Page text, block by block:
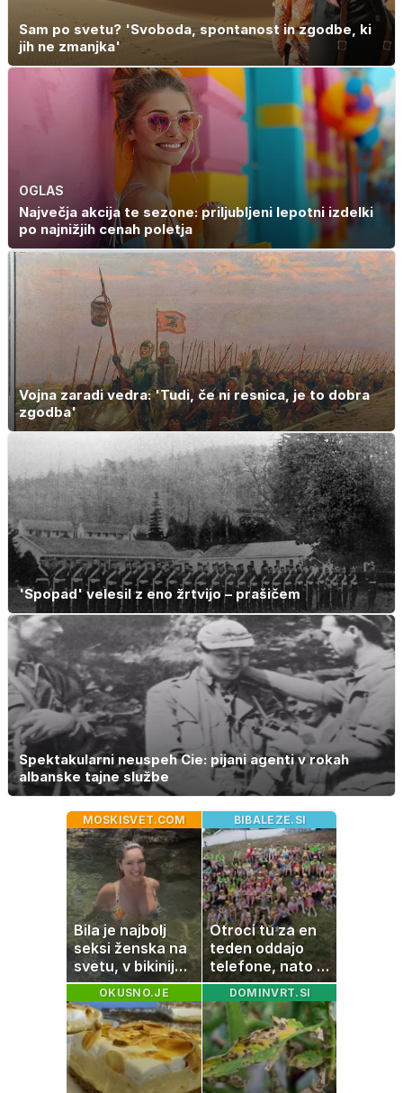
Sam po svetu? 'Svoboda, spontanost in zgodbe, ki
jih ne zmanjka'
OGLAS
Največja akcija te sezone: priljubljeni lepotni izdelki
po najnižjih cenah poletja
Vojna zaradi vedra: 'Tudi, če ni resnica, je to dobra
zgodba'
'Spopad' velesil z eno žrtvijo – prašičem
Spektakularni neuspeh Cie: pijani agenti v rokah
albanske tajne službe
MOSKISVET.COM
Bila je najbolj
seksi ženska na
svetu, v bikiniju
znova navdušila
BIBALEZE.SI
Otroci tu za en
teden oddajo
telefone, nato pa
se zgodi nekaj
nepričakovanega
OKUSNO.JE DOMINVRT.SI